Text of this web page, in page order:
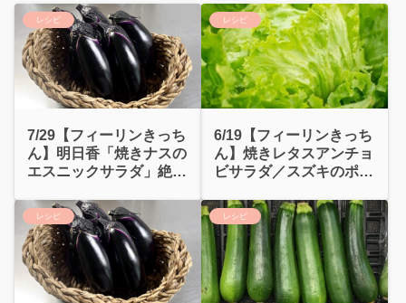
レシピ
7/29【フィーリンきっち
ん】明日香「焼きナスの
エスニックサラダ」絶品
レシピ
6/19【フィーリンきっち
ん】焼きレタスアンチョ
ビサラダ／スズキのポワ
レシピ レシピ